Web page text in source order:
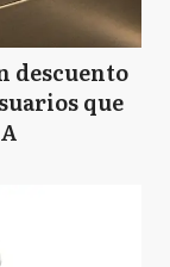
descuento
que